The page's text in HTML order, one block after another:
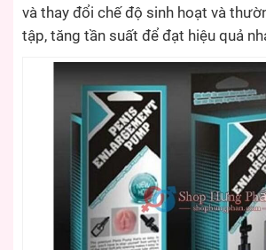
và thay đổi chế độ sinh hoạt và
tập, tăng tần suất để đạt hiệu quả